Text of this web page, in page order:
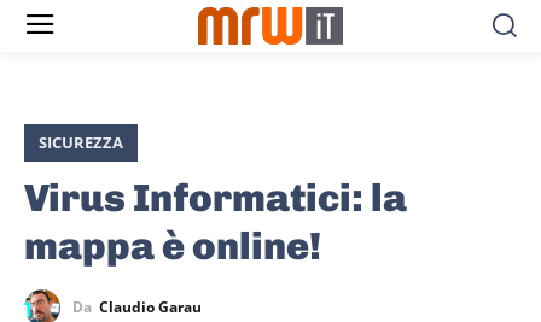
SICUREZZA
Virus Informatici: la
mappa è online!
Da Claudio Garau